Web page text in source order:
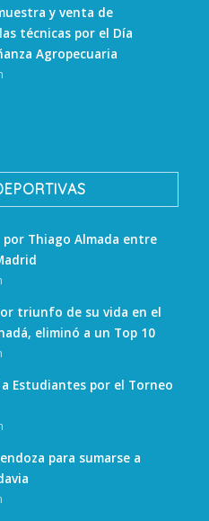
y venta de
técnicas por el Día
Agropecuaria
Thiago Almada entre
triunfo de su vida en el
eliminó a un Top 10
Estudiantes por el Torneo
para sumarse a